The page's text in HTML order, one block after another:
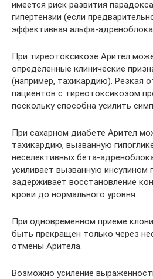
имеется риск развития
гипертензии (если
эффективная альфа-
При тиреотоксикозе Арител
определенные клинические
(например, тахикардию). Резкая
пациентов с тиреотоксикозом
поскольку способна усилить
При сахарном диабете Арител
тахикардию, вызванную
неселективных бета-
усиливает вызванную инсулином
задерживает восстановление
крови до нормального уровня.
При одновременном приеме
быть прекращен только через
отмены Аритела.
Возможно усиление